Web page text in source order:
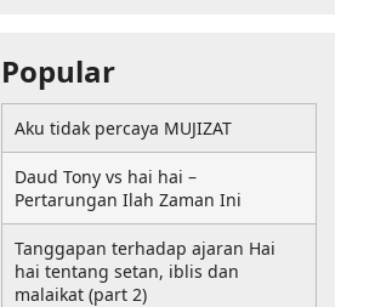
Popular
Aku tidak percaya MUJIZAT
Daud Tony vs hai hai –
Pertarungan Ilah Zaman Ini
Tanggapan terhadap ajaran Hai
hai tentang setan, iblis dan
malaikat (part 2)